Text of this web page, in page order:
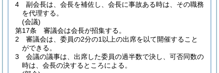
4
副会長は、会長を補佐し、会長に事故ある時は、その職務
を代理する。
(会議)
第17条
審議会は会長が招集する。
2
審議会は、委員の2分の1以上の出席を以て開催すること
ができる。
3
会議の議事は、出席した委員の過半数で決し、可否同数の
時は、会長の決するところによる。